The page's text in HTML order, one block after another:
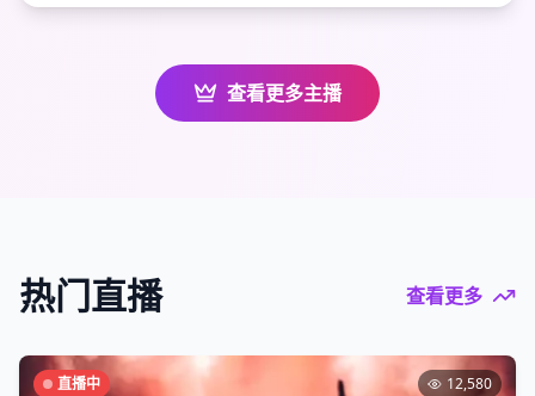
查看更多主播
热门直播 查看更多
直播中 12,580